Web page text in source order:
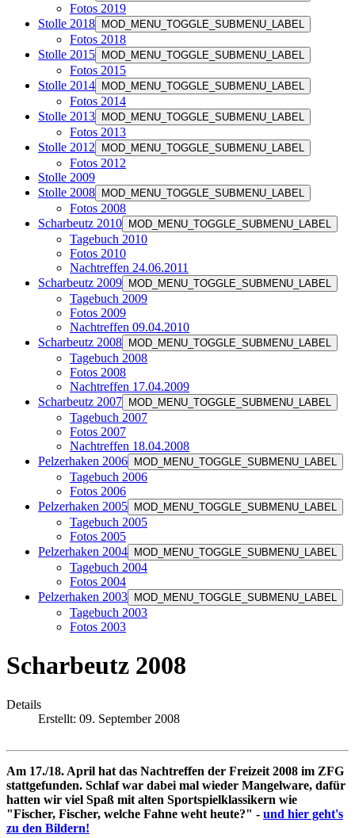
Fotos 2019
Stolle 2018
MOD_MENU_TOGGLE_SUBMENU_LABEL
Fotos 2018
Stolle 2015
MOD_MENU_TOGGLE_SUBMENU_LABEL
Fotos 2015
Stolle 2014
MOD_MENU_TOGGLE_SUBMENU_LABEL
Fotos 2014
Stolle 2013
MOD_MENU_TOGGLE_SUBMENU_LABEL
Fotos 2013
Stolle 2012
MOD_MENU_TOGGLE_SUBMENU_LABEL
Fotos 2012
Stolle 2009
Stolle 2008
MOD_MENU_TOGGLE_SUBMENU_LABEL
Fotos 2008
Scharbeutz 2010
MOD_MENU_TOGGLE_SUBMENU_LABEL
Tagebuch 2010
Fotos 2010
Nachtreffen 24.06.2011
Scharbeutz 2009
MOD_MENU_TOGGLE_SUBMENU_LABEL
Tagebuch 2009
Fotos 2009
Nachtreffen 09.04.2010
Scharbeutz 2008
MOD_MENU_TOGGLE_SUBMENU_LABEL
Tagebuch 2008
Fotos 2008
Nachtreffen 17.04.2009
Scharbeutz 2007
MOD_MENU_TOGGLE_SUBMENU_LABEL
Tagebuch 2007
Fotos 2007
Nachtreffen 18.04.2008
Pelzerhaken 2006
MOD_MENU_TOGGLE_SUBMENU_LABEL
Tagebuch 2006
Fotos 2006
Pelzerhaken 2005
MOD_MENU_TOGGLE_SUBMENU_LABEL
Tagebuch 2005
Fotos 2005
Pelzerhaken 2004
MOD_MENU_TOGGLE_SUBMENU_LABEL
Tagebuch 2004
Fotos 2004
Pelzerhaken 2003
MOD_MENU_TOGGLE_SUBMENU_LABEL
Tagebuch 2003
Fotos 2003
Scharbeutz 2008
Details
Erstellt: 09. September 2008
Am 17./18. April hat das Nachtreffen der Freizeit 2008 im ZFG
stattgefunden. Schlaf war dabei mal wieder Mangelware, dafür
hatten wir viel Spaß mit alten Sportspielklassikern wie
"Fischer, Fischer, welche Fahne weht heute?" - und hier geht's
zu den Bildern!